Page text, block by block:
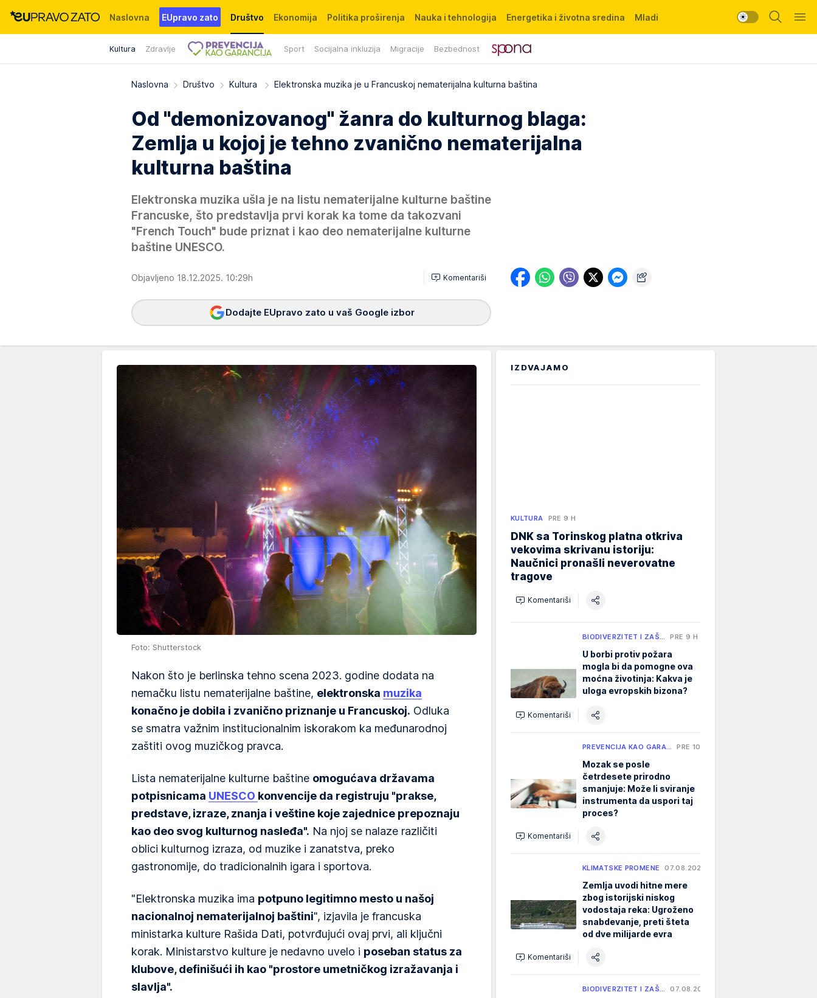
Naslovna EUpravo zato Društvo
Kultura Zdravlje Sport Socijalna inkluzija Migracije Bezbednost
Ekonomija Politika proširenja Nauka i tehnologija Energetika i životna sredina Mladi
Događaji News WMG fondacija
Naslovna Društvo Kultura Elektronska muzika je u Francuskoj nematerijalna kulturna baština
Od "demonizovanog" žanra do kulturnog blaga:
Zemlja u kojoj je tehno zvanično nematerijalna
kulturna baština
Elektronska muzika ušla je na listu nematerijalne kulturne baštine
Francuske, što predstavlja prvi korak ka tome da takozvani
"French Touch" bude priznat i kao deo nematerijalne kulturne
baštine UNESCO.
Objavljeno 18.12.2025. 10:29h Komentariši
Dodajte EUpravo zato u vaš Google izbor
Foto: Shutterstock
Nakon što je berlinska tehno scena 2023. godine dodata na
nemačku listu nematerijalne baštine, elektronska muzika
konačno je dobila i zvanično priznanje u Francuskoj. Odluka
se smatra važnim institucionalnim iskorakom ka međunarodnoj
zaštiti ovog muzičkog pravca.
Lista nematerijalne kulturne baštine omogućava državama
potpisnicama UNESCO konvencije da registruju "prakse,
predstave, izraze, znanja i veštine koje zajednice prepoznaju
kao deo svog kulturnog nasleđa". Na njoj se nalaze različiti
oblici kulturnog izraza, od muzike i zanatstva, preko
gastronomije, do tradicionalnih igara i sportova.
"Elektronska muzika ima potpuno legitimno mesto u našoj
nacionalnoj nematerijalnoj baštini", izjavila je francuska
ministarka kulture Rašida Dati, potvrđujući ovaj prvi, ali ključni
korak. Ministarstvo kulture je nedavno uvelo i poseban status za
klubove, definišući ih kao "prostore umetničkog izražavanja i
slavlja".
IZDVAJAMO
KULTURA PRE 9 H
DNK sa Torinskog platna otkriva
vekovima skrivanu istoriju:
Naučnici pronašli neverovatne
tragove
Komentariši
BIODIVERZITET I ZAŠ… PRE 9 H
U borbi protiv požara
mogla bi da pomogne ova
moćna životinja: Kakva je
uloga evropskih bizona?
Komentariši
PREVENCIJA KAO GARA… PRE 10 H
Mozak se posle
četrdesete prirodno
smanjuje: Može li sviranje
instrumenta da uspori taj
proces?
Komentariši
KLIMATSKE PROMENE 07.08.2026.
Zemlja uvodi hitne mere
zbog istorijski niskog
vodostaja reka: Ugroženo
snabdevanje, preti šteta
od dve milijarde evra
Komentariši
BIODIVERZITET I ZAŠ… 07.08.2026.